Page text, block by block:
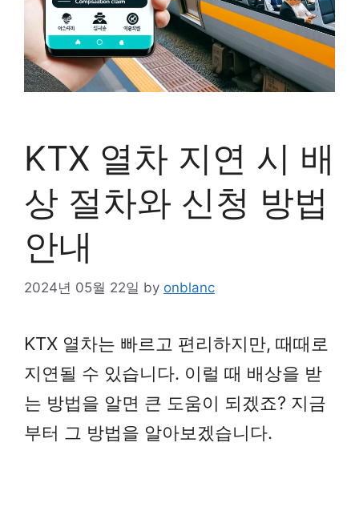
KTX 열차 지연 시 배
상 절차와 신청 방법
안내
2024년 05월 22일 by onblanc
KTX 열차는 빠르고 편리하지만, 때때로
지연될 수 있습니다. 이럴 때 배상을 받
는 방법을 알면 큰 도움이 되겠죠? 지금
부터 그 방법을 알아보겠습니다.